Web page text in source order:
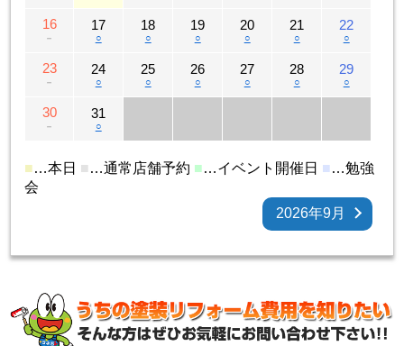
16
－
17
○
18
○
19
○
20
○
21
○
22
○
23
－
24
○
25
○
26
○
27
○
28
○
29
○
30
－
31
○
■…本日 ■ …通常店舗予約 ■…イベント開催日 ■…勉強
会
2026年9月